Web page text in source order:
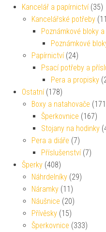
Kancelář a papírnictví (35)
Kancelářské potřeby
Poznámkové bloky
Poznámkové
Papírnictví (24)
Psací potřeby a
Pera a propisky
Ostatní (178)
Boxy a natahovače
Šperkovnice (167)
Stojany na hodinky
Pera a diáře (7)
Příslušenství (7)
Šperky (408)
Náhrdelníky (29)
Náramky (11)
Náušnice (20)
Přívěsky (15)
Šperkovnice (333)